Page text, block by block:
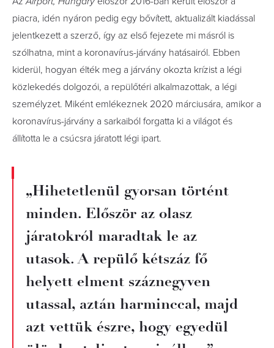
piacra, idén nyáron pedig egy bővített, aktualizált kiadással
jelentkezett a szerző, így az első fejezete mi másról is
szólhatna, mint a koronavírus-járvány hatásairól. Ebben
kiderül, hogyan élték meg a járvány okozta krízist a légi
közlekedés dolgozói, a repülőtéri alkalmazottak, a légi
személyzet. Miként emlékeznek 2020 márciusára, amikor a
koronavírus-járvány a sarkaiból forgatta ki a világot és
állította le a csúcsra járatott légi ipart.
„Hihetetlenül gyorsan történt
minden. Először az olasz
járatokról maradtak le az
utasok. A repülő kétszáz fő
helyett elment száznegyven
utassal, aztán harminccal, majd
azt vettük észre, hogy egyedül